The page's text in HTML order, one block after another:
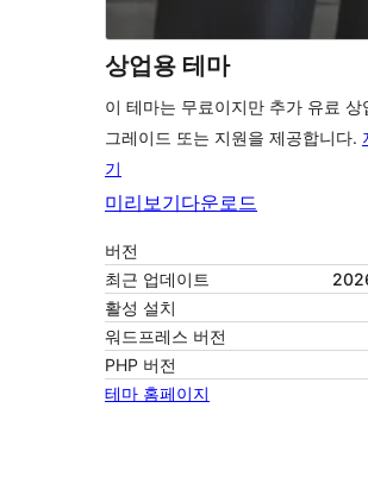
상업용 테마
이 테마는 무료이지만 추가 유료 상
그레이드 또는 지원을 제공합니다.
기
미리보기다운로드
버전
최근 업데이트
활성 설치
워드프레스 버전
PHP 버전
테마 홈페이지